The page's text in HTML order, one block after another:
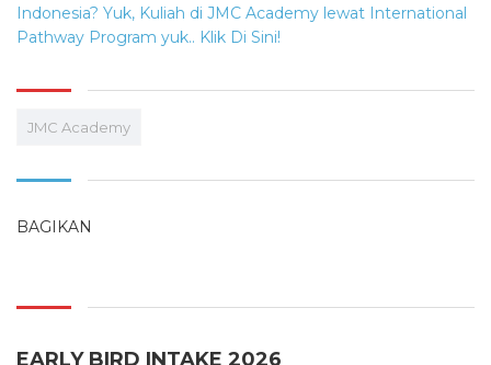
Indonesia? Yuk, Kuliah di JMC Academy lewat International
Pathway Program yuk.. Klik Di Sini!
JMC Academy
BAGIKAN
EARLY BIRD INTAKE 2026